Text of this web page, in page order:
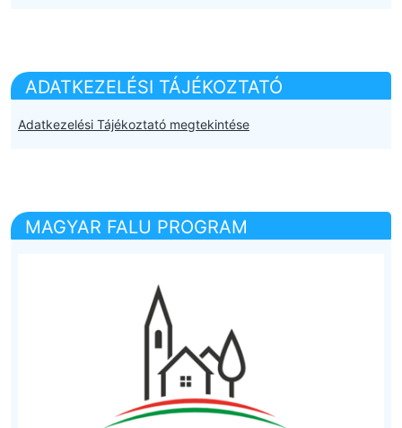
ADATKEZELÉSI TÁJÉKOZTATÓ
Adatkezelési Tájékoztató megtekintése
MAGYAR FALU PROGRAM